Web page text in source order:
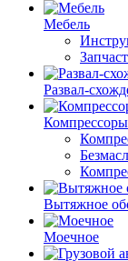
Мебель
Развал-
Вытяжное
Моечное